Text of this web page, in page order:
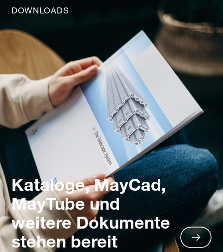
DOWNLOADS
Kataloge, MayCad,
MayTube und
weitere Dokumente
stehen bereit